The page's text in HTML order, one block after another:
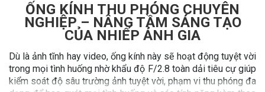
ỐNG KÍNH THU PHÓNG CHUYÊN
NGHIỆP – NÂNG TẦM SÁNG TẠO
CỦA NHIẾP ẢNH GIA
Dù là ảnh tĩnh hay video, ống kính này sẽ hoạt động tuyệt vời
trong mọi tình huống nhờ khẩu độ F/2.8 toàn dải tiêu cự giúp
kiểm soát độ sâu trường ảnh tuyệt vời, phạm vi thu phóng đa